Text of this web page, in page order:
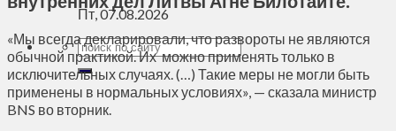
Пт, 07.08.2026
«Мы всегда декларировали, что развороты не являются
обычной практикой. Их можно применять только в
исключительных случаях. (…) Такие меры не могли быть
применены в нормальных условиях», — сказала министр
BNS во вторник.